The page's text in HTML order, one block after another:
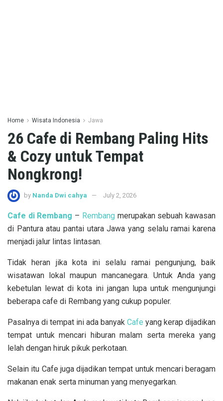
Home Wisata Indonesia Jawa
26 Cafe di Rembang Paling Hits
& Cozy untuk Tempat
Nongkrong!
by Nanda Dwi cahya July 2, 2026
Cafe di Rembang – Rembang merupakan sebuah kawasan
di Pantura atau pantai utara Jawa yang selalu ramai karena
menjadi jalur lintas lintasan.
Tidak heran jika kota ini selalu ramai pengunjung, baik
wisatawan lokal maupun mancanegara. Untuk Anda yang
kebetulan lewat di kota ini jangan lupa untuk mengunjungi
beberapa cafe di Rembang yang cukup populer.
Pasalnya di tempat ini ada banyak Cafe yang kerap dijadikan
tempat untuk mencari hiburan malam serta mereka yang
lelah dengan hiruk pikuk perkotaan.
Selain itu Cafe juga dijadikan tempat untuk mencari beragam
makanan enak serta minuman yang menyegarkan.